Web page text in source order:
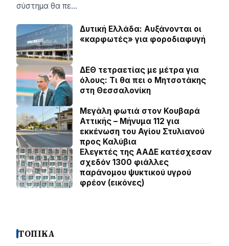
σύστημα θα πε…
Δυτική Ελλάδα: Αυξάνονται οι
«καρφωτές» για φοροδιαφυγή
ΔΕΘ τετραετίας με μέτρα για
όλους: Τι θα πει ο Μητσοτάκης
στη Θεσσαλονίκη
Μεγάλη φωτιά στον Κουβαρά
Αττικής – Μήνυμα 112 για
εκκένωση του Αγίου Στυλιανού
προς Καλύβια
Ελεγκτές της ΑΑΔΕ κατέσχεσαν
σχεδόν 1300 φιάλλες
παράνομου ψυκτικού υγρού
φρέον (εικόνες)
ΤΟΠΙΚΑ